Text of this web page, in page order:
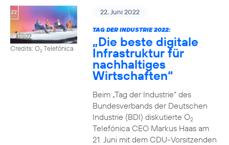
Credits: O2Telefónica
22. Juni 2022
TAG DER INDUSTRIE 2022:
„Die beste digitale
Infrastruktur für
nachhaltiges
Wirtschaften“
Beim „Tag der Industrie“ des
Bundesverbands der Deutschen
Industrie (BDI) diskutierte O2
Telefónica CEO Markus Haas am
21. Juni mit dem CDU-Vorsitzenden